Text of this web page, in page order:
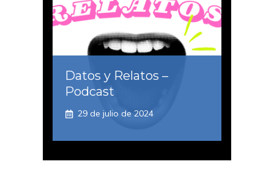
Datos y Relatos –
Podcast
29 de julio de 2024